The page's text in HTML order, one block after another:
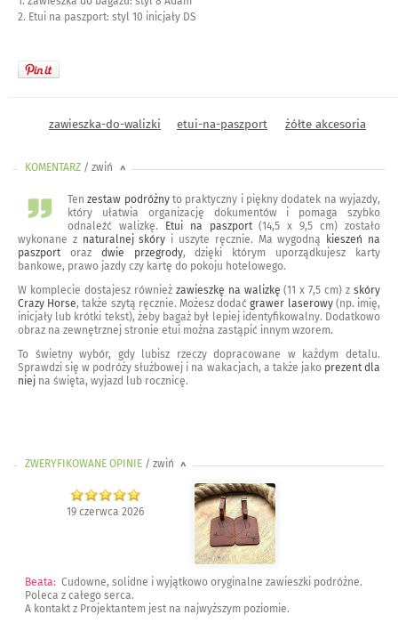
2. Etui na paszport: styl 10 inicjały DS
zawieszka-do-walizki etui-na-paszport żółte akcesoria
KOMENTARZ / zwiń <
Tenzestaw podróżnyto praktyczny i piękny dodatek na wyjazdy,
który ułatwia organizację dokumentów i pomaga szybko
odnaleźć walizkę.
Etui na paszport(14,5 x 9,5 cm) zostało
wykonane z naturalnej skóry i uszyte ręcznie. Ma wygodną
kieszeń na
paszport oraz dwie przegrody, dzięki którym uporządkujesz karty
bankowe, prawo jazdy czy kartę do pokoju hotelowego.
W komplecie dostajesz również zawieszkę na walizkę (11 x 7,5 cm) zskóry
Crazy Horse, także szytą ręcznie. Możesz dodaćgrawer laserowy(np. imię,
inicjały lub krótki tekst), żeby bagaż był lepiej identyfikowalny. Dodatkowo
obraz na zewnętrznej stronie etui można zastąpić innym wzorem.
To świetny wybór, gdy lubisz rzeczy dopracowane w każdym detalu.
Sprawdzi się w podróży służbowej i na wakacjach, a także jako prezent dla
niej na święta, wyjazd lub rocznicę.
ZWERYFIKOWANE OPINIE / zwiń >
19 czerwca 2026
Beata: Cudowne, solidne i wyjątkowo oryginalne zawieszki podróżne.
Poleca z całego serca.
A kontakt z Projektantem jest na najwyższym poziomie.